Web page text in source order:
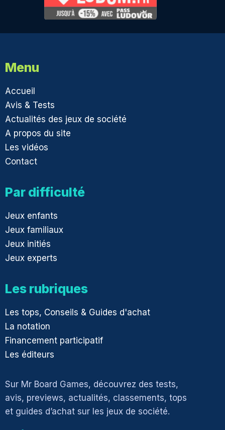
Menu
Accueil
Avis & Tests
Actualités des jeux de société
A propos du site
Les vidéos
Contact
Par difficulté
Jeux enfants
Jeux familiaux
Jeux initiés
Jeux experts
Les rubriques
Les tops, Conseils & Guides d'achat
La notation
Financement participatif
Les éditeurs
Sur Mr Board Games, découvrez des tests,
avis, previews, actualités, classements, tops
et guides d’achat sur les jeux de société.